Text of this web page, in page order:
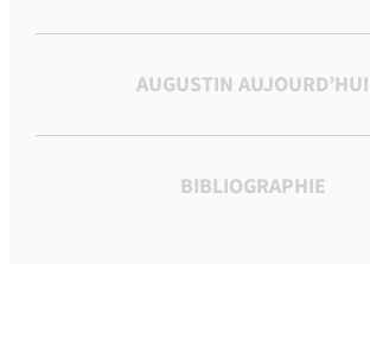
AUGUSTIN AUJOURD’HUI
BIBLIOGRAPHIE